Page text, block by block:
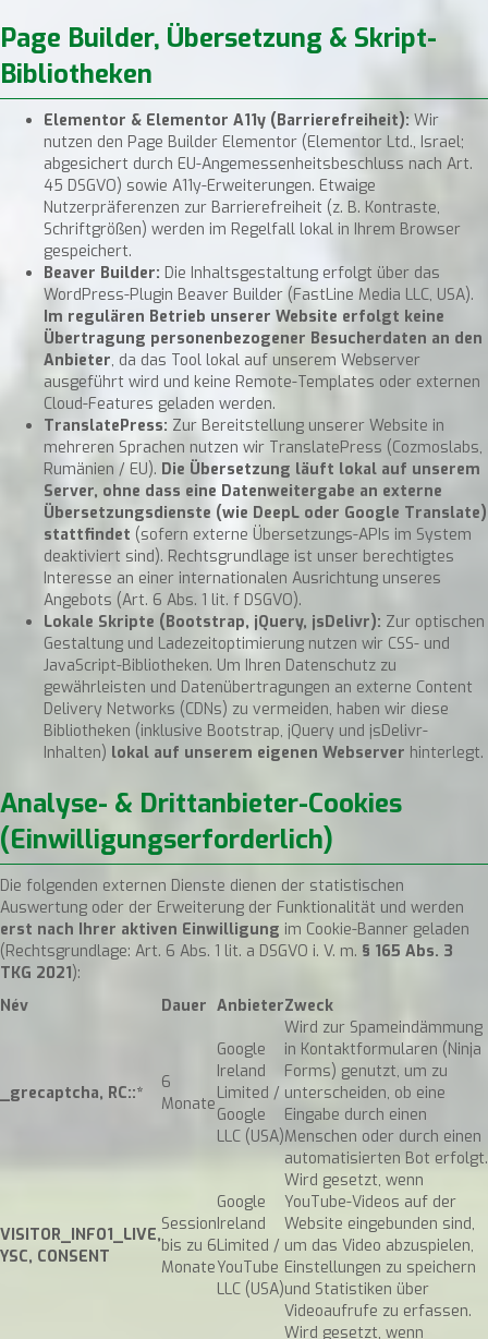
Page Builder, Übersetzung & Skript-
Bibliotheken
Elementor & Elementor A11y (Barrierefreiheit): Wir
nutzen den Page Builder Elementor (Elementor Ltd., Israel;
abgesichert durch EU-Angemessenheitsbeschluss nach Art.
45 DSGVO) sowie A11y-Erweiterungen. Etwaige
Nutzerpräferenzen zur Barrierefreiheit (z. B. Kontraste,
Schriftgrößen) werden im Regelfall lokal in Ihrem Browser
gespeichert.
Beaver Builder: Die Inhaltsgestaltung erfolgt über das
WordPress-Plugin Beaver Builder (FastLine Media LLC, USA).
Im regulären Betrieb unserer Website erfolgt keine
Übertragung personenbezogener Besucherdaten an den
Anbieter, da das Tool lokal auf unserem Webserver
ausgeführt wird und keine Remote-Templates oder externen
Cloud-Features geladen werden.
TranslatePress: Zur Bereitstellung unserer Website in
mehreren Sprachen nutzen wir TranslatePress (Cozmoslabs,
Rumänien / EU). Die Übersetzung läuft lokal auf unserem
Server, ohne dass eine Datenweitergabe an externe
Übersetzungsdienste (wie DeepL oder Google Translate)
stattfindet (sofern externe Übersetzungs-APIs im System
deaktiviert sind). Rechtsgrundlage ist unser berechtigtes
Interesse an einer internationalen Ausrichtung unseres
Angebots (Art. 6 Abs. 1 lit. f DSGVO).
Lokale Skripte (Bootstrap, jQuery, jsDelivr): Zur optischen
Gestaltung und Ladezeitoptimierung nutzen wir CSS- und
JavaScript-Bibliotheken. Um Ihren Datenschutz zu
gewährleisten und Datenübertragungen an externe Content
Delivery Networks (CDNs) zu vermeiden, haben wir diese
Bibliotheken (inklusive Bootstrap, jQuery und jsDelivr-
Inhalten) lokal auf unserem eigenen Webserver hinterlegt.
Analyse- & Drittanbieter-Cookies
(Einwilligungserforderlich)
Die folgenden externen Dienste dienen der statistischen
Auswertung oder der Erweiterung der Funktionalität und werden
erst nach Ihrer aktiven Einwilligung im Cookie-Banner geladen
(Rechtsgrundlage: Art. 6 Abs. 1 lit. a DSGVO i. V. m. § 165 Abs. 3
TKG 2021):
Név
Dauer AnbieterZweck
_grecaptcha, RC::*
6
Monate
Google
Ireland
Limited /
Google
LLC (USA)
Wird zur Spameindämmung
in Kontaktformularen (Ninja
Forms) genutzt, um zu
unterscheiden, ob eine
Eingabe durch einen
Menschen oder durch einen
automatisierten Bot erfolgt.
VISITOR_INFO1_LIVE,
YSC, CONSENT
Session
bis zu 6
Monate
Google
Ireland
Limited /
YouTube
LLC (USA)
Wird gesetzt, wenn
YouTube-Videos auf der
Website eingebunden sind,
um das Video abzuspielen,
Einstellungen zu speichern
und Statistiken über
Videoaufrufe zu erfassen.
Wird gesetzt, wenn